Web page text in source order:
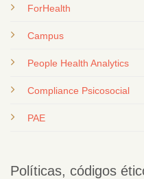
ForHealth
Campus
People Health Analytics
Compliance Psicosocial
PAE
Políticas, códigos